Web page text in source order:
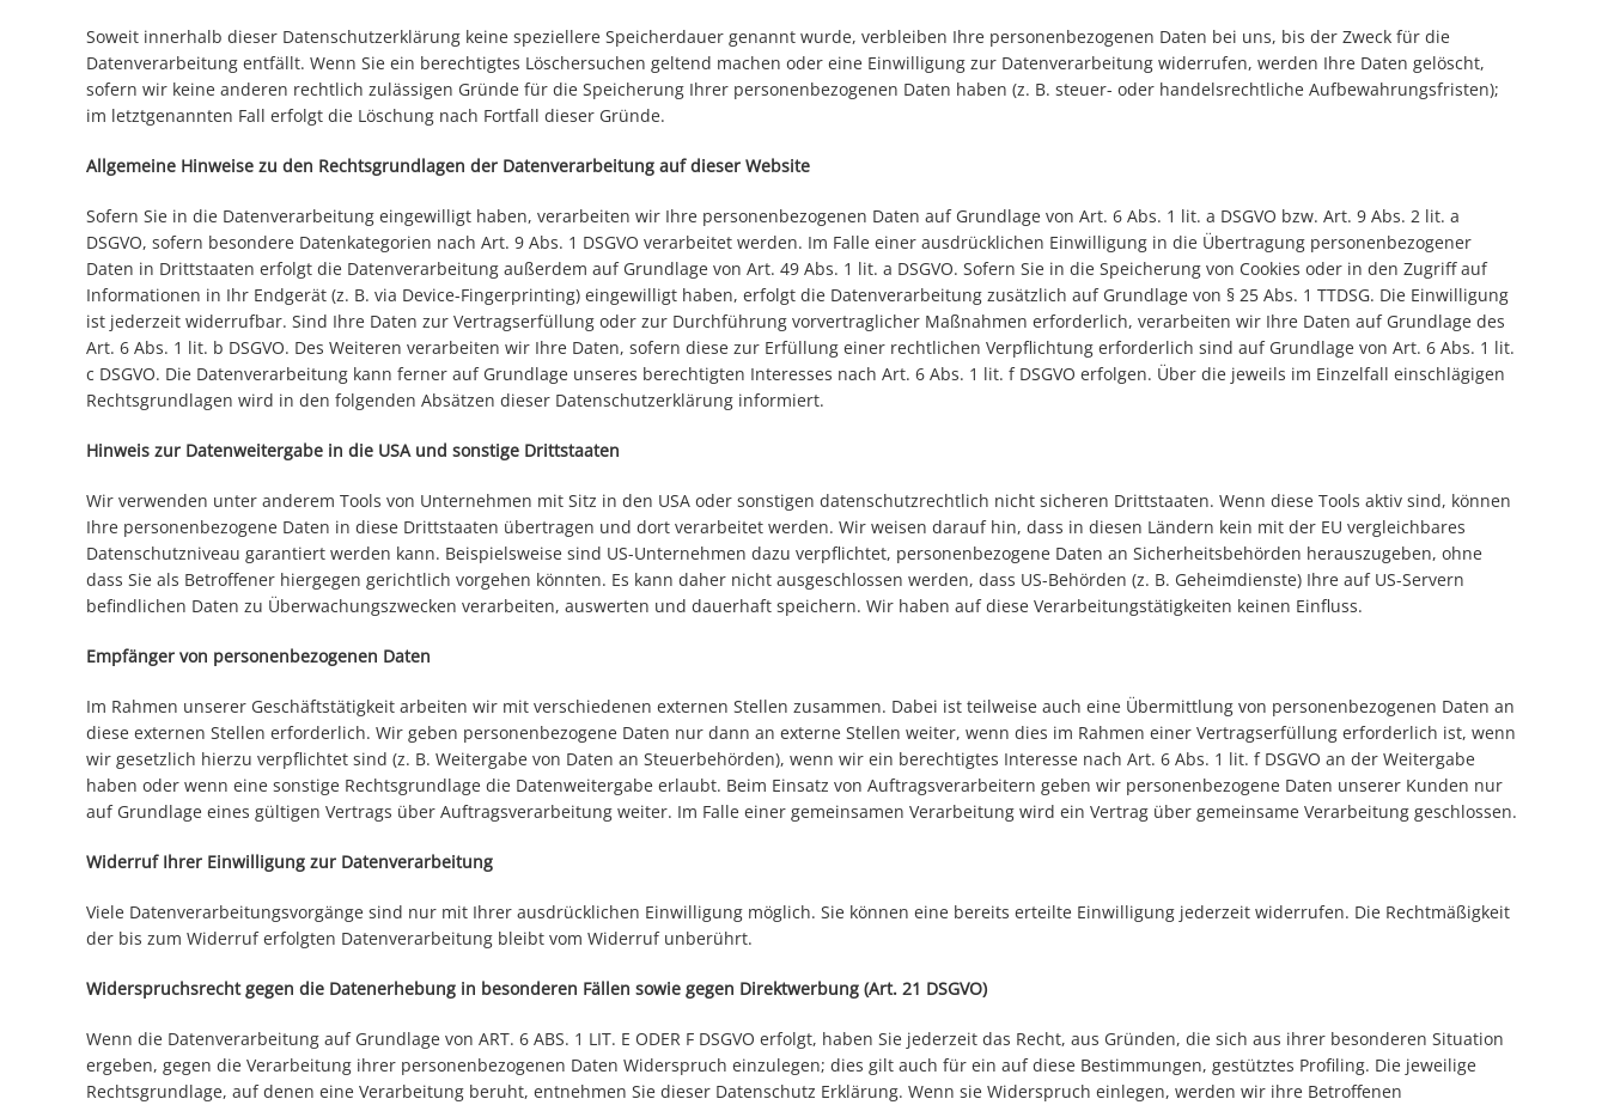
Soweit innerhalb dieser Datenschutzerklärung keine speziellere Speicherdauer genannt wurde, verbleiben Ihre personenbezogenen Daten bei uns, bis der Zweck für die
Datenverarbeitung entfällt. Wenn Sie ein berechtigtes Löschersuchen geltend machen oder eine Einwilligung zur Datenverarbeitung widerrufen, werden Ihre Daten gelöscht,
sofern wir keine anderen rechtlich zulässigen Gründe für die Speicherung Ihrer personenbezogenen Daten haben (z. B. steuer- oder handelsrechtliche Aufbewahrungsfristen);
im letztgenannten Fall erfolgt die Löschung nach Fortfall dieser Gründe.
Allgemeine Hinweise zu den Rechtsgrundlagen der Datenverarbeitung auf dieser Website
Sofern Sie in die Datenverarbeitung eingewilligt haben, verarbeiten wir Ihre personenbezogenen Daten auf Grundlage von Art. 6 Abs. 1 lit. a DSGVO bzw. Art. 9 Abs. 2 lit. a
DSGVO, sofern besondere Datenkategorien nach Art. 9 Abs. 1 DSGVO verarbeitet werden. Im Falle einer ausdrücklichen Einwilligung in die Übertragung personenbezogener
Daten in Drittstaaten erfolgt die Datenverarbeitung außerdem auf Grundlage von Art. 49 Abs. 1 lit. a DSGVO. Sofern Sie in die Speicherung von Cookies oder in den Zugriff auf
Informationen in Ihr Endgerät (z. B. via Device-Fingerprinting) eingewilligt haben, erfolgt die Datenverarbeitung zusätzlich auf Grundlage von § 25 Abs. 1 TTDSG. Die Einwilligung
ist jederzeit widerrufbar. Sind Ihre Daten zur Vertragserfüllung oder zur Durchführung vorvertraglicher Maßnahmen erforderlich, verarbeiten wir Ihre Daten auf Grundlage des
Art. 6 Abs. 1 lit. b DSGVO. Des Weiteren verarbeiten wir Ihre Daten, sofern diese zur Erfüllung einer rechtlichen Verpflichtung erforderlich sind auf Grundlage von Art. 6 Abs. 1 lit.
c DSGVO. Die Datenverarbeitung kann ferner auf Grundlage unseres berechtigten Interesses nach Art. 6 Abs. 1 lit. f DSGVO erfolgen. Über die jeweils im Einzelfall einschlägigen
Rechtsgrundlagen wird in den folgenden Absätzen dieser Datenschutzerklärung informiert.
Hinweis zur Datenweitergabe in die USA und sonstige Drittstaaten
Wir verwenden unter anderem Tools von Unternehmen mit Sitz in den USA oder sonstigen datenschutzrechtlich nicht sicheren Drittstaaten. Wenn diese Tools aktiv sind, können
Ihre personenbezogene Daten in diese Drittstaaten übertragen und dort verarbeitet werden. Wir weisen darauf hin, dass in diesen Ländern kein mit der EU vergleichbares
Datenschutzniveau garantiert werden kann. Beispielsweise sind US-Unternehmen dazu verpflichtet, personenbezogene Daten an Sicherheitsbehörden herauszugeben, ohne
dass Sie als Betroffener hiergegen gerichtlich vorgehen könnten. Es kann daher nicht ausgeschlossen werden, dass US-Behörden (z. B. Geheimdienste) Ihre auf US-Servern
befindlichen Daten zu Überwachungszwecken verarbeiten, auswerten und dauerhaft speichern. Wir haben auf diese Verarbeitungstätigkeiten keinen Einfluss.
Empfänger von personenbezogenen Daten
Im Rahmen unserer Geschäftstätigkeit arbeiten wir mit verschiedenen externen Stellen zusammen. Dabei ist teilweise auch eine Übermittlung von personenbezogenen Daten an
diese externen Stellen erforderlich. Wir geben personenbezogene Daten nur dann an externe Stellen weiter, wenn dies im Rahmen einer Vertragserfüllung erforderlich ist, wenn
wir gesetzlich hierzu verpflichtet sind (z. B. Weitergabe von Daten an Steuerbehörden), wenn wir ein berechtigtes Interesse nach Art. 6 Abs. 1 lit. f DSGVO an der Weitergabe
haben oder wenn eine sonstige Rechtsgrundlage die Datenweitergabe erlaubt. Beim Einsatz von Auftragsverarbeitern geben wir personenbezogene Daten unserer Kunden nur
auf Grundlage eines gültigen Vertrags über Auftragsverarbeitung weiter. Im Falle einer gemeinsamen Verarbeitung wird ein Vertrag über gemeinsame Verarbeitung geschlossen.
Widerruf Ihrer Einwilligung zur Datenverarbeitung
Viele Datenverarbeitungsvorgänge sind nur mit Ihrer ausdrücklichen Einwilligung möglich. Sie können eine bereits erteilte Einwilligung jederzeit widerrufen. Die Rechtmäßigkeit
der bis zum Widerruf erfolgten Datenverarbeitung bleibt vom Widerruf unberührt.
Widerspruchsrecht gegen die Datenerhebung in besonderen Fällen sowie gegen Direktwerbung (Art. 21 DSGVO)
Wenn die Datenverarbeitung auf Grundlage von ART. 6 ABS. 1 LIT. E ODER F DSGVO erfolgt, haben Sie jederzeit das Recht, aus Gründen, die sich aus ihrer besonderen Situation
ergeben, gegen die Verarbeitung ihrer personenbezogenen Daten Widerspruch einzulegen; dies gilt auch für ein auf diese Bestimmungen, gestütztes Profiling. Die jeweilige
Rechtsgrundlage, auf denen eine Verarbeitung beruht, entnehmen Sie dieser Datenschutz Erklärung. Wenn sie Widerspruch einlegen, werden wir ihre Betroffenen